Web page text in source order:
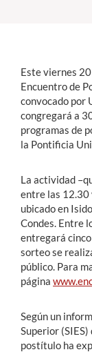
Alumni
English
Este viernes
Encuentro de
convocado por
congregará a
programas de
la Pontificia
La actividad
entre las 12.30
ubicado en
Condes. Entre
entregará
sorteo se
público. Para
página
Según un
Superior
postítulo ha